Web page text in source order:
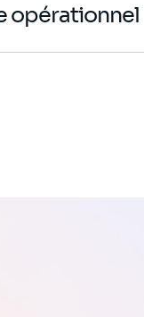
opérationnel